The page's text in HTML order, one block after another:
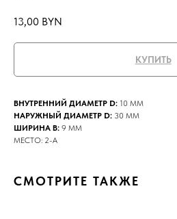
13,00 BYN
КУПИТЬ
ВНУТРЕННИЙ ДИАМЕТР D: 10 ММ
НАРУЖНЫЙ ДИАМЕТР D: 30 ММ
ШИРИНА B: 9 ММ
МЕСТО: 2-А
СМОТРИТЕ ТАКЖЕ